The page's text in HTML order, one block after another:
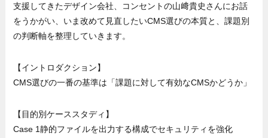
支援してきたデザイン会社、コンセントの山﨑貴史さんにお話
をうかがい、いま改めて見直したいCMS選びの本質と、課題別
の判断軸を整理していきます。
【イントロダクション】
CMS選びの一番の基準は「課題に対して有効なCMSかどうか」
【目的別ケーススタディ】
Case 1静的ファイルを出力する構成でセキュリティを強化